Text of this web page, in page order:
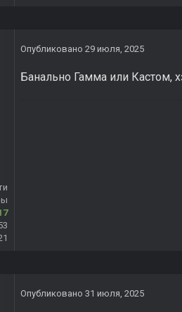
Опубликовано 29 июля, 2025
Банально Гамма или Кастом,
Опубликовано 31 июля, 2025